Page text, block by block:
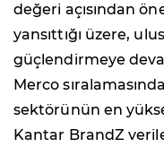
değeri açısından
yansıttığı üzere,
güçlendirmeye
Merco
sektörünün en
Kantar BrandZ